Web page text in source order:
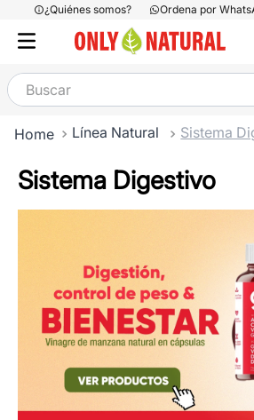
¿Quiénes somos? Ordena por
Buscar
Línea Natural Sistema
Sistema Digestivo